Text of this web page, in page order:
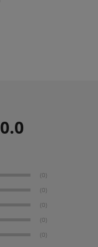
0.0
(0)
(0)
(0)
(0)
(0)